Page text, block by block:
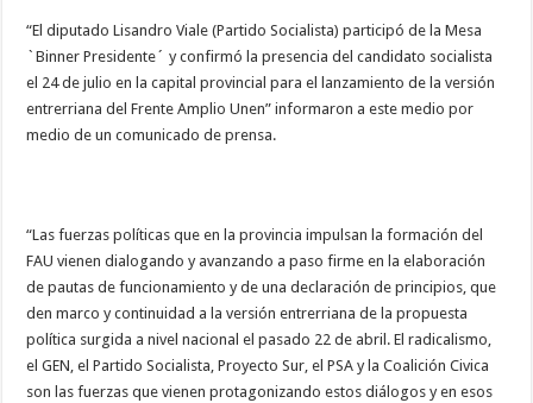
“El diputado Lisandro Viale (Partido Socialista) participó de la Mesa
`Binner Presidente´ y confirmó la presencia del candidato socialista
el 24 de julio en la capital provincial para el lanzamiento de la versión
entrerriana del Frente Amplio Unen” informaron a este medio por
medio de un comunicado de prensa.
“Las fuerzas políticas que en la provincia impulsan la formación del
FAU vienen dialogando y avanzando a paso firme en la elaboración
de pautas de funcionamiento y de una declaración de principios, que
den marco y continuidad a la versión entrerriana de la propuesta
política surgida a nivel nacional el pasado 22 de abril. El radicalismo,
el GEN, el Partido Socialista, Proyecto Sur, el PSA y la Coalición Civica
son las fuerzas que vienen protagonizando estos diálogos y en esos